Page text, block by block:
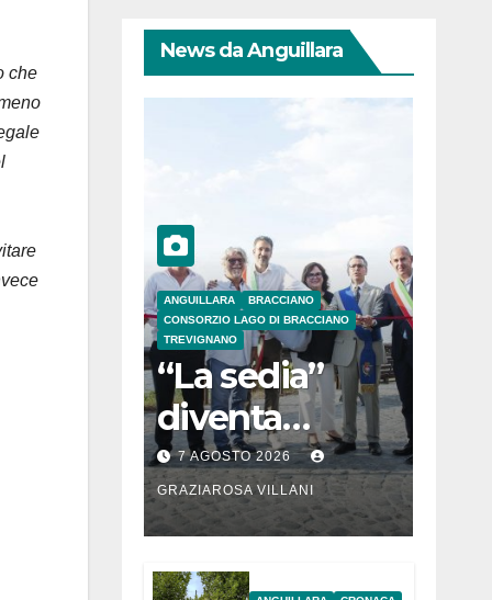
che
News da Anguillara
ANGUILLARA
BRACCIANO
CONSORZIO LAGO DI BRACCIANO
TREVIGNANO
“La sedia”
diventa
Belvedere sul
lago di
Bracciano: ieri
l’inaugurazion
7 AGOSTO 2026
GRAZIAROSA VILLANI